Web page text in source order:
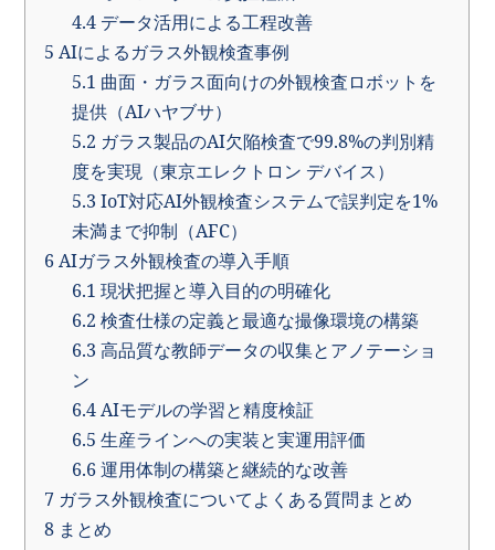
4.4データ活用による工程改善
5 AIによるガラス外観検査事例
5.1 曲面・ガラス面向けの外観検査ロボットを
提供（AIハヤブサ）
5.2 ガラス製品のAI欠陥検査で99.8%の判別精
度を実現（東京エレクトロン デバイス）
5.3 IoT対応AI外観検査システムで誤判定を1%
未満まで抑制（AFC）
6AIガラス外観検査の導入手順
6.1 現状把握と導入目的の明確化
6.2 検査仕様の定義と最適な撮像環境の構築
6.3 高品質な教師データの収集とアノテーショ
ン
6.4AIモデルの学習と精度検証
6.5 生産ラインへの実装と実運用評価
6.6運用体制の構築と継続的な改善
7 ガラス外観検査についてよくある質問まとめ
8 まとめ